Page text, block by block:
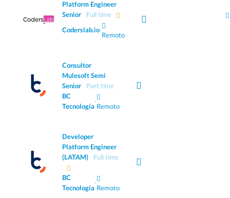
Platform Engineer
Senior
Full time
Coderslab.io·
Remoto
Consultor
Mulesoft Semi
Senior
Part time
BC
Tecnología
·
Remoto
Developer
Platform Engineer
(LATAM)
Full time
BC
Tecnología
·
Remoto